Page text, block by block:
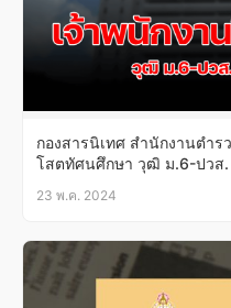
กองสารนิเทศ สํานักงานตํา
โสตทัศนศึกษา วุฒิ ม.6-ปวส
23 พ.ค. 2024